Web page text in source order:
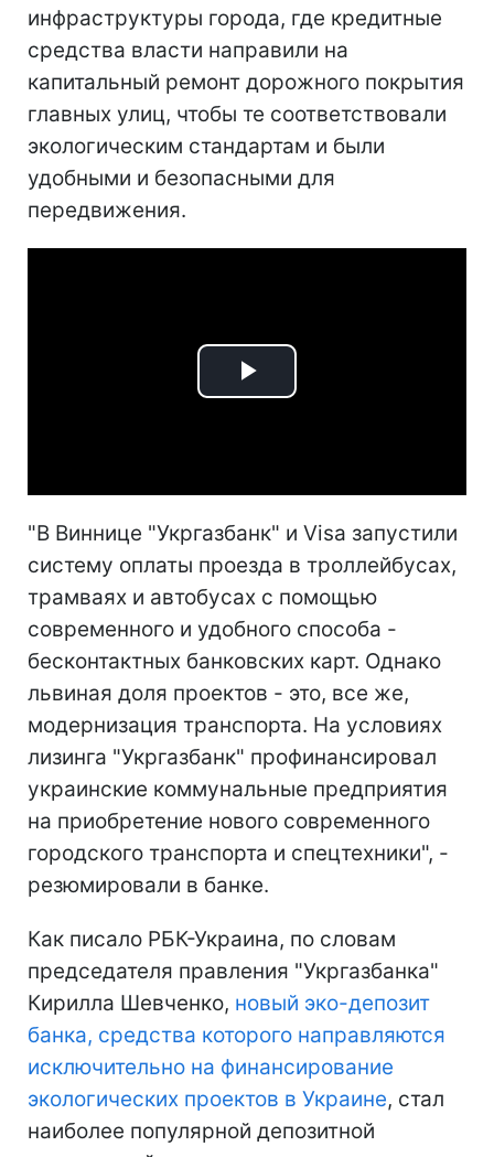
инфраструктуры города, где кредитные
средства власти направили на
капитальный ремонт дорожного покрытия
главных улиц, чтобы те соответствовали
экологическим стандартам и были
удобными и безопасными для
передвижения.
Play
"В Виннице "Укргазбанк" и Visa запустили
систему оплаты проезда в троллейбусах,
трамваях и автобусах с помощью
современного и удобного способа -
бесконтактных банковских карт. Однако
львиная доля проектов - это, все же,
модернизация транспорта. На условиях
лизинга "Укргазбанк" профинансировал
украинские коммунальные предприятия
на приобретение нового современного
городского транспорта и спецтехники", -
резюмировали в банке.
Как писало РБК-Украина, по словам
председателя правления "Укргазбанка"
Кирилла Шевченко, новый эко-депозит
банка, средства которого направляются
исключительно на финансирование
экологических проектов в Украине, стал
наиболее популярной депозитной